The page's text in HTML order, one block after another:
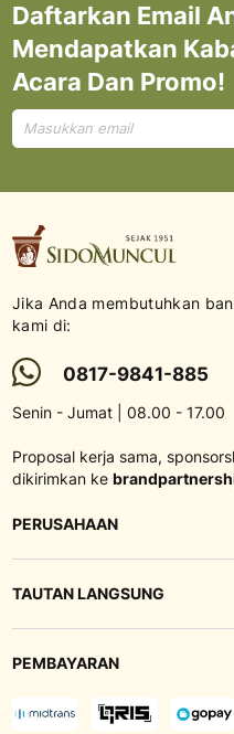
Daftarkan Email
Mendapatkan
Acara Dan Promo!
Mendaftar
untuk
Jika Anda membutuhkan
kami di:
0817-9841-885
Senin - Jumat | 08.00 - 17.00
Proposal kerja sama,
dikirimkan ke
PERUSAHAAN
TAUTAN LANGSUNG
PEMBAYARAN